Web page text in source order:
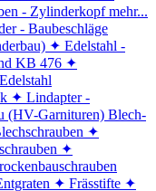
- Zylinderkopf mehr...
- Baubeschläge
✦ Edelstahl -
KB 476 ✦
✦ Lindapter -
(HV-Garnituren) Blech-
✦
✦
✦ Frässtifte ✦